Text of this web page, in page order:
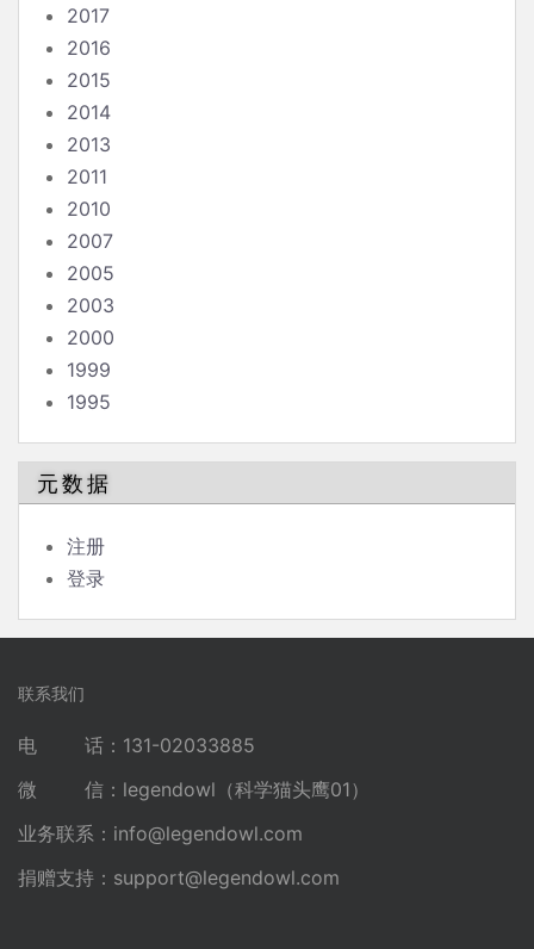
2017
2016
2015
2014
2013
2011
2010
2007
2005
2003
2000
1999
1995
元数据
注册
登录
联系我们
电 话：131-02033885
微 信：legendowl（科学猫头鹰01）
业务联系： info@legendowl.com
捐赠支持： support@legendowl.com